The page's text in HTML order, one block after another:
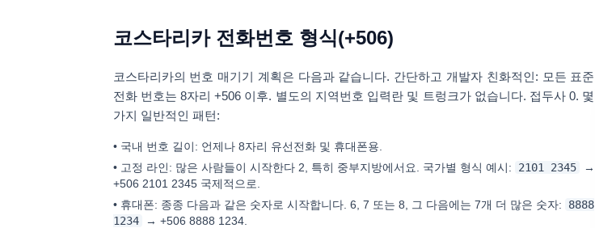
코스타리카 전화번호 형식(+506)
코스타리카의 번호 매기기 계획은 다음과 같습니다. 간단하고 개발자 친화적인: 모든 표준
전화 번호는 8자리 +506 이후. 별도의 지역번호 입력란 및 트렁크가 없습니다. 접두사 0. 몇
가지 일반적인 패턴:
• 국내 번호 길이: 언제나 8자리 유선전화 및 휴대폰용.
• 고정 라인: 많은 사람들이 시작한다 2 , 특히 중부지방에서요. 국가별 형식 예시: 2101 2345
→
+506 2101 2345국제적으로.
• 휴대폰: 종종 다음과 같은 숫자로 시작합니다. 6, 7 또는 8 , 그 다음에는 7개 더 많은 숫자:
8888
1234
→ +506 8888 1234.